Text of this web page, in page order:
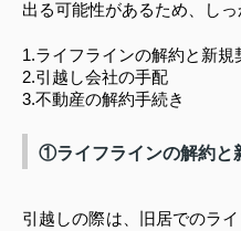
出る可能性があるため、し
1.ライフラインの解約と新規
2.引越し会社の手配
3.不動産の解約手続き
①ライフラインの解約と
引越しの際は、旧居でのラ